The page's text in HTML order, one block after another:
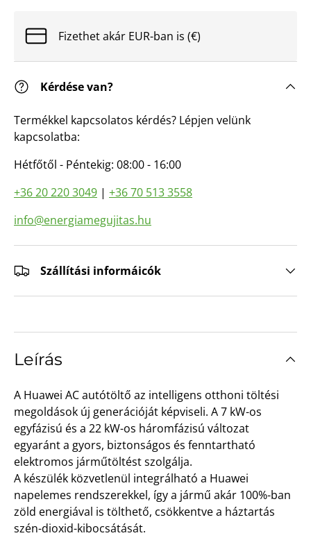
Fizethet akár EUR-ban is (€)
Kérdése van?
Termékkel kapcsolatos kérdés? Lépjen velünk
kapcsolatba:
Hétfőtől - Péntekig: 08:00 - 16:00
+36 20 220 3049 | +36 70 513 3558
info@energiamegujitas.hu
Szállítási informáicók
Leírás
A Huawei AC autótöltő az intelligens otthoni töltési
megoldások új generációját képviseli. A 7 kW-os
egyfázisú és a 22 kW-os háromfázisú változat
egyaránt a gyors, biztonságos és fenntartható
elektromos járműtöltést szolgálja.
A készülék közvetlenül integrálható a Huawei
napelemes rendszerekkel, így a jármű akár 100%-ban
zöld energiával is tölthető, csökkentve a háztartás
szén-dioxid-kibocsátását.